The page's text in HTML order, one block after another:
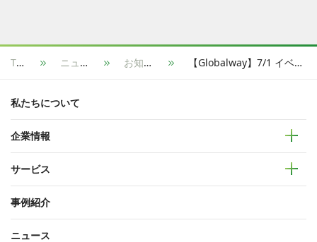
TOP ニュース お知らせ 【Globalway】7/1 イベント開催： DXを推進するために必要不可欠なテクノロジー「MuleSoft」とは
私たちについて
企業情報
サービス
事例紹介
ニュース